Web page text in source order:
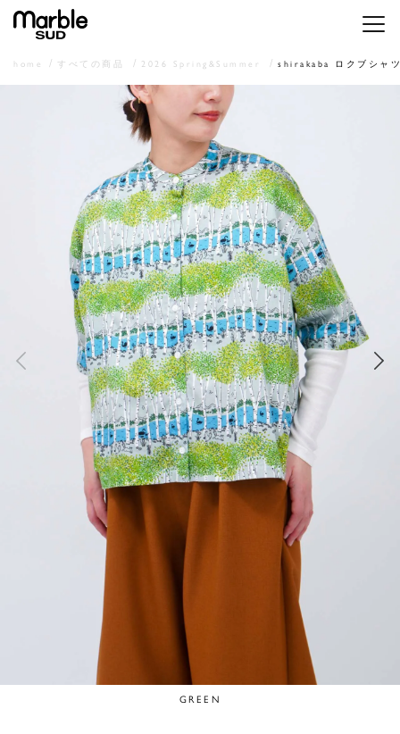
メニ
home すべての商品 2026 Spring&Summer shirakaba ロクブシャ
GREEN